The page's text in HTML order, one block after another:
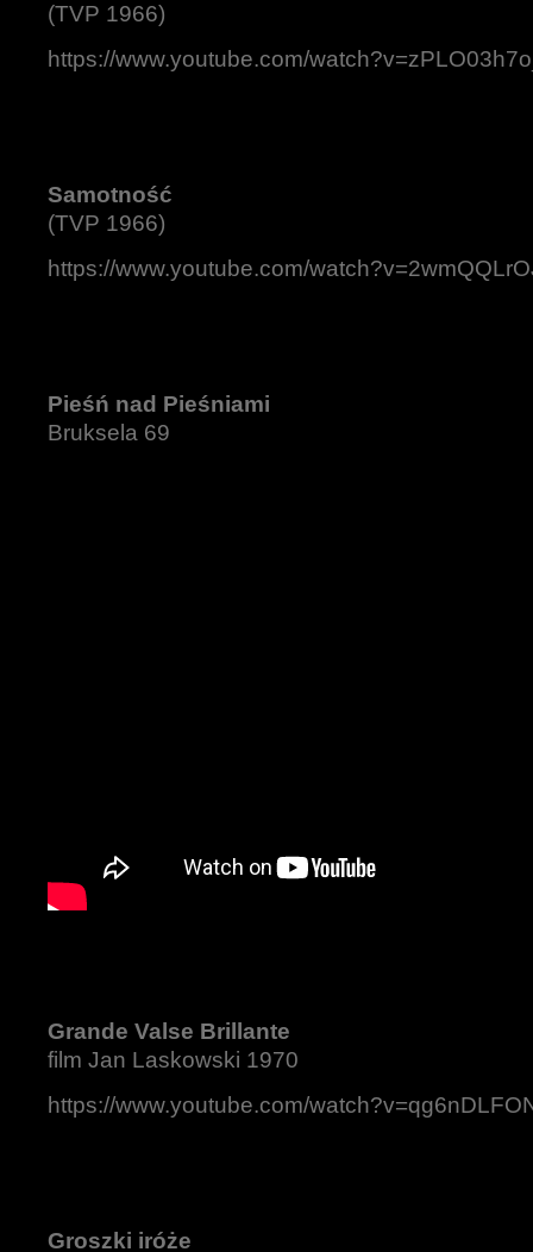
(TVP 1966)
https://www.youtube.com/
Samotność
(TVP 1966)
https://www.youtube.com/
Pieśń nad Pieśniami
Bruksela 69
Grande Valse Brillante
film Jan Laskowski 1970
https://www.youtube.com/
Groszki iróże